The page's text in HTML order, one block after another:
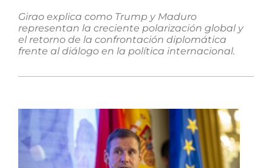
Girao explica como Trump y Maduro
representan la creciente polarización global y
el retorno de la confrontación diplomática
frente al diálogo en la política internacional.